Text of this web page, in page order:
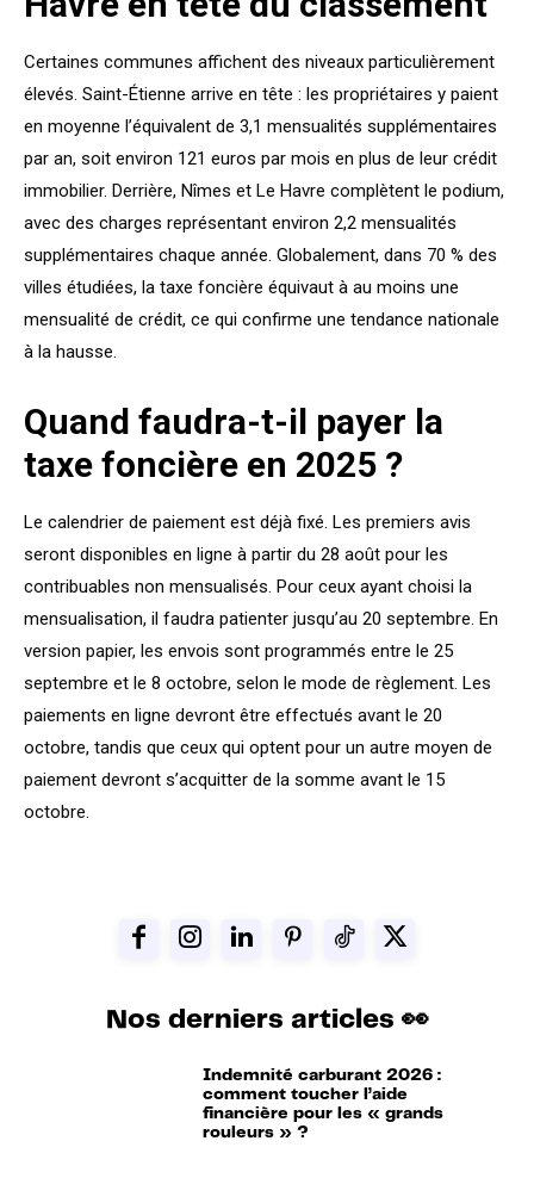
Certaines communes affichent des niveaux particulièrement
élevés. Saint-Étienne arrive en tête : les propriétaires y paient
en moyenne l’équivalent de 3,1 mensualités supplémentaires
par an, soit environ 121 euros par mois en plus de leur crédit
immobilier. Derrière, Nîmes et Le Havre complètent le podium,
avec des charges représentant environ 2,2 mensualités
supplémentaires chaque année. Globalement, dans 70 % des
villes étudiées, la taxe foncière équivaut à au moins une
mensualité de crédit, ce qui confirme une tendance nationale
à la hausse.
Quand faudra-t-il payer la
taxe foncière en 2025 ?
Le calendrier de paiement est déjà fixé. Les premiers avis
seront disponibles en ligne à partir du 28 août pour les
contribuables non mensualisés. Pour ceux ayant choisi la
mensualisation, il faudra patienter jusqu’au 20 septembre. En
version papier, les envois sont programmés entre le 25
septembre et le 8 octobre, selon le mode de règlement. Les
paiements en ligne devront être effectués avant le 20
octobre, tandis que ceux qui optent pour un autre moyen de
paiement devront s’acquitter de la somme avant le 15
octobre.
Nos derniers articles 👀
Indemnité carburant 2026 :
comment toucher l’aide
financière pour les « grands
rouleurs » ?